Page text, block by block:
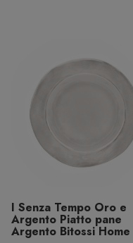
I Senza Tempo Oro e
Argento Piatto pane
Argento Bitossi Home